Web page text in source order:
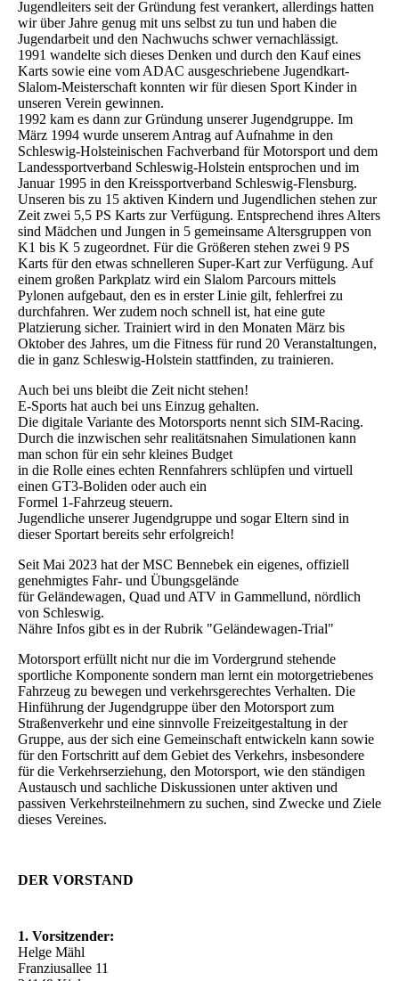
Jugendleiters seit der Gründung fest verankert, allerdings hatten
wir über Jahre genug mit uns selbst zu tun und haben die
Jugendarbeit und den Nachwuchs schwer vernachlässigt.
1991 wandelte sich dieses Denken und durch den Kauf eines
Karts sowie eine vom ADAC ausgeschriebene Jugendkart-
Slalom-Meisterschaft konnten wir für diesen Sport Kinder in
unseren Verein gewinnen.
1992 kam es dann zur Gründung unserer Jugendgruppe. Im
März 1994 wurde unserem Antrag auf Aufnahme in den
Schleswig-Holsteinischen Fachverband für Motorsport und dem
Landessportverband Schleswig-Holstein entsprochen und im
Januar 1995 in den Kreissportverband Schleswig-Flensburg.
Unseren bis zu 15 aktiven Kindern und Jugendlichen stehen zur
Zeit zwei 5,5 PS Karts zur Verfügung. Entsprechend ihres Alters
sind Mädchen und Jungen in 5 gemeinsame Altersgruppen von
K1 bis K 5 zugeordnet. Für die Größeren stehen zwei 9 PS
Karts für den etwas schnelleren Super-Kart zur Verfügung. Auf
einem großen Parkplatz wird ein Slalom Parcours mittels
Pylonen aufgebaut, den es in erster Linie gilt, fehlerfrei zu
durchfahren. Wer zudem noch schnell ist, hat eine gute
Platzierung sicher. Trainiert wird in den Monaten März bis
Oktober des Jahres, um die Fitness für rund 20 Veranstaltungen,
die in ganz Schleswig-Holstein stattfinden, zu trainieren.
Auch bei uns bleibt die Zeit nicht stehen!
E-Sports hat auch bei uns Einzug gehalten.
Die digitale Variante des Motorsports nennt sich SIM-Racing.
Durch die inzwischen sehr realitätsnahen Simulationen kann
man schon für ein sehr kleines Budget
in die Rolle eines echten Rennfahrers schlüpfen und virtuell
einen GT3-Boliden oder auch ein
Formel 1-Fahrzeug steuern.
Jugendliche unserer Jugendgruppe und sogar Eltern sind in
dieser Sportart bereits sehr erfolgreich!
Seit Mai 2023 hat der MSC Bennebek ein eigenes, offiziell
genehmigtes Fahr- und Übungsgelände
für Geländewagen, Quad und ATV in Gammellund, nördlich
von Schleswig.
Nähre Infos gibt es in der Rubrik "Geländewagen-Trial"
Motorsport erfüllt nicht nur die im Vordergrund stehende
sportliche Komponente sondern man lernt ein motorgetriebenes
Fahrzeug zu bewegen und verkehrsgerechtes Verhalten. Die
Hinführung der Jugendgruppe über den Motorsport zum
Straßenverkehr und eine sinnvolle Freizeitgestaltung in der
Gruppe, aus der sich eine Gemeinschaft entwickeln kann sowie
für den Fortschritt auf dem Gebiet des Verkehrs, insbesondere
für die Verkehrserziehung, den Motorsport, wie den ständigen
Austausch und sachliche Diskussionen unter aktiven und
passiven Verkehrsteilnehmern zu suchen, sind Zwecke und Ziele
dieses Vereines.
DER VORSTAND
1. Vorsitzender:
Helge Mähl
Franziusallee 11